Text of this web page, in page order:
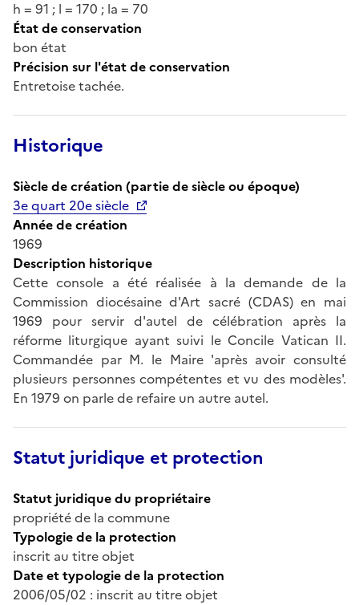
h = 91 ; l = 170 ; la = 70
État de conservation
bon état
Précision sur l'état de conservation
Entretoise tachée.
Historique
Siècle de création (partie de siècle ou époque)
3e quart 20e siècle
Année de création
1969
Description historique
Cette console a été réalisée à la demande de la
Commission diocésaine d'Art sacré (CDAS) en mai
1969 pour servir d'autel de célébration après la
réforme liturgique ayant suivi le Concile Vatican II.
Commandée par M. le Maire 'après avoir consulté
plusieurs personnes compétentes et vu des modèles'.
En 1979 on parle de refaire un autre autel.
Statut juridique et protection
Statut juridique du propriétaire
propriété de la commune
Typologie de la protection
inscrit au titre objet
Date et typologie de la protection
2006/05/02 : inscrit au titre objet